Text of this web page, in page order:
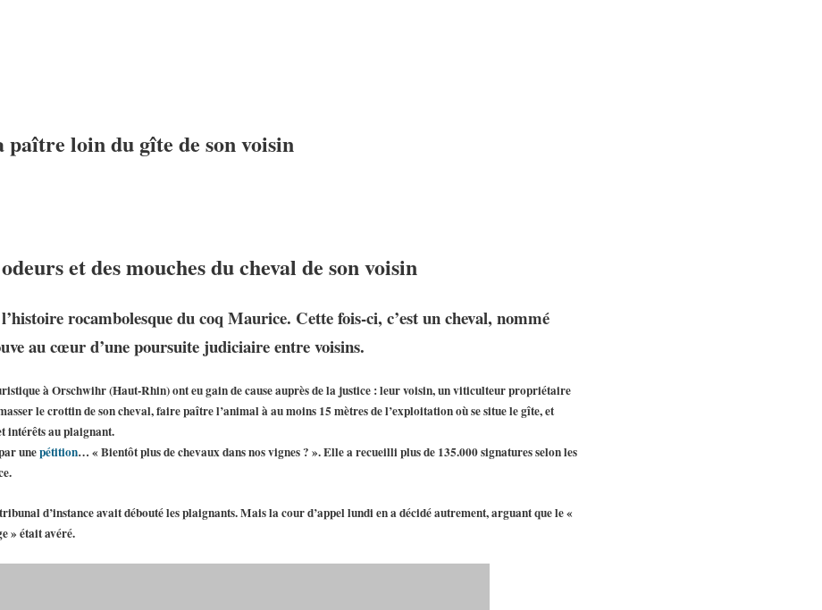
paître loin du gîte de son voisin
et des mouches du cheval de son voisin
rocambolesque du coq Maurice. Cette fois-ci, c’est un cheval, nommé
au cœur d’une poursuite judiciaire entre voisins.
à Orschwihr (Haut-Rhin) ont eu gain de cause auprès de la justice : leur voisin, un viticulteur propriétaire
le crottin de son cheval, faire paître l’animal à au moins 15 mètres de l’exploitation où se situe le gîte, et
intérêts au plaignant.
unepétition… « Bientôt plus de chevaux dans nos vignes ? ». Elle a recueilli plus de 135.000 signatures selon les
d’instance avait débouté les plaignants. Mais la cour d’appel lundi en a décidé autrement, arguant que le «
» était avéré.